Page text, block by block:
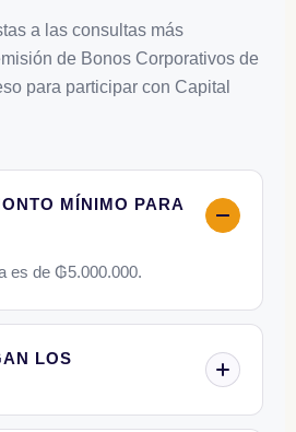
a las consultas más
de Bonos Corporativos de
para participar con Capital
MÍNIMO PARA
es de ₲5.000.000.
LOS
mensualmente, de acuerdo